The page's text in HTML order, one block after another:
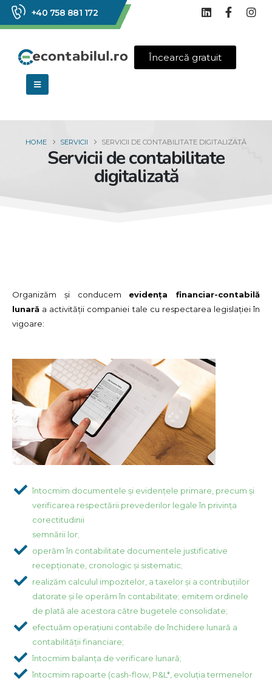
+40 758 881 172
Încearcă gratuit
HOME SERVICII SERVICII DE CONTABILITATE DIGITALIZATĂ
Servicii de contabilitate
digitalizată
Organizăm și conducem evidența financiar-contabilă
lunară a activității companiei tale cu respectarea legislației în
vigoare:
întocmim documentele și evidențele primare, precum și
verificarea respectării prevederilor legale în privința
corectitudinii
semnării lor;
operăm în contabilitate documentele justificative
recepționate, cronologic și sistematic;
realizăm calculul impozitelor, a taxelor și a contribuțiilor
datorate și le operăm în contabilitate; emitem ordinele
de plată ale acestora către bugetele consolidate;
efectuăm operațiuni contabile de închidere lunară a
contabilității financiare;
întocmim balanța de verificare lunară;
întocmim rapoarte (cash-flow, P&L*, evoluția termenelor